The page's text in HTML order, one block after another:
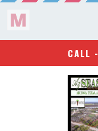
CALL -